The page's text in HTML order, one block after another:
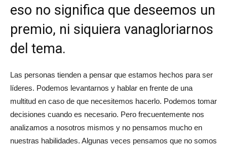
eso no significa que deseemos un
premio, ni siquiera vanagloriarnos
del tema.
Las personas tienden a pensar que estamos hechos para ser
líderes. Podemos levantarnos y hablar en frente de una
multitud en caso de que necesitemos hacerlo. Podemos tomar
decisiones cuando es necesario. Pero frecuentemente nos
analizamos a nosotros mismos y no pensamos mucho en
nuestras habilidades. Algunas veces pensamos que no somos